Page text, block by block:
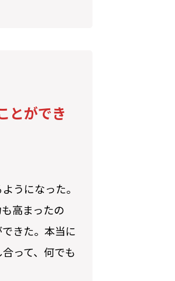
とができ
うになった。
高まったの
きた。本当に
って、何でも